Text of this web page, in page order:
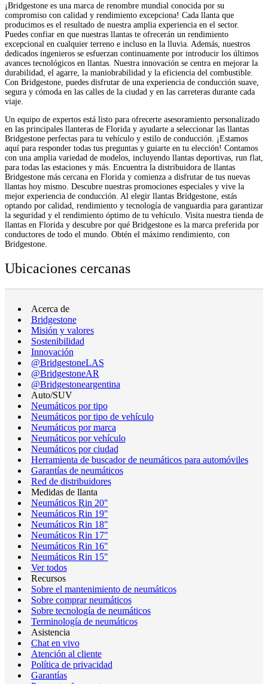
¡Bridgestone es una marca de renombre mundial conocida por su
compromiso con calidad y rendimiento excepciona! Cada llanta que
producimos es el resultado de nuestra amplia experiencia en el sector.
Puedes confiar en que nuestras llantas te ofrecerán un rendimiento
excepcional en cualquier terreno e incluso en la lluvia. Además, nuestros
dedicados ingenieros se esfuerzan continuamente por introducir los últimos
avances tecnológicos en llantas. Nuestra innovación se centra en mejorar la
durabilidad, el agarre, la maniobrabilidad y la eficiencia del combustible.
Con Bridgestone, puedes disfrutar de una experiencia de conducción suave,
segura y cómoda en las calles de la ciudad y en las carreteras durante cada
viaje.
Un equipo de expertos está listo para ofrecerte asesoramiento personalizado
en las principales llanteras de Florida y ayudarte a seleccionar las llantas
Bridgestone perfectas para tu vehículo y estilo de conducción. ¡Estamos
aquí para responder todas tus preguntas y guiarte en tu elección! Contamos
con una amplia variedad de modelos, incluyendo llantas deportivas, run flat,
para todas las estaciones y más. Encuentra la distribuidora de llantas
Bridgestone más cercana en Florida y comienza a disfrutar de tus nuevas
llantas hoy mismo. Descubre nuestras promociones especiales y vive la
mejor experiencia de conducción. Al elegir llantas Bridgestone, estás
optando por calidad, rendimiento y tecnología de vanguardia para garantizar
la seguridad y el rendimiento óptimo de tu vehículo. Visita nuestra tienda de
llantas en Florida y descubre por qué Bridgestone es la marca preferida por
conductores de todo el mundo. Obtén el máximo rendimiento, con
Bridgestone.
Ubicaciones cercanas
Acerca de
Bridgestone
Misión y valores
Sostenibilidad
Innovación
@BridgestoneLAS
@BridgestoneAR
@Bridgestoneargentina
Auto/SUV
Neumáticos por tipo
Neumáticos por tipo de vehículo
Neumáticos por marca
Neumáticos por vehículo
Neumáticos por ciudad
Herramienta de buscador de neumáticos para automóviles
Garantías de neumáticos
Red de distribuidores
Medidas de llanta
Neumáticos Rin 20"
Neumáticos Rin 19"
Neumáticos Rin 18"
Neumáticos Rin 17"
Neumáticos Rin 16"
Neumáticos Rin 15"
Ver todos
Recursos
Sobre el mantenimiento de neumáticos
Sobre comprar neumáticos
Sobre tecnología de neumáticos
Terminología de neumáticos
Asistencia
Chat en vivo
Atención al cliente
Política de privacidad
Garantías